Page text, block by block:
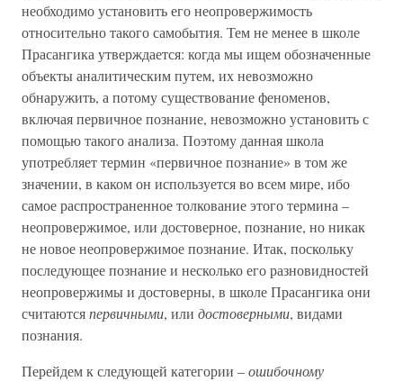
необходимо установить его неопровержимость
относительно такого самобытия. Тем не менее в школе
Прасангика утверждается: когда мы ищем обозначенные
объекты аналитическим путем, их невозможно
обнаружить, а потому существование феноменов,
включая первичное познание, невозможно установить с
помощью такого анализа. Поэтому данная школа
употребляет термин «первичное познание» в том же
значении, в каком он используется во всем мире, ибо
самое распространенное толкование этого термина –
неопровержимое, или достоверное, познание, но никак
не новое неопровержимое познание. Итак, поскольку
последующее познание и несколько его разновидностей
неопровержимы и достоверны, в школе Прасангика они
считаютсяпервичными, или достоверными, видами
познания.
Перейдем к следующей категории –ошибочному